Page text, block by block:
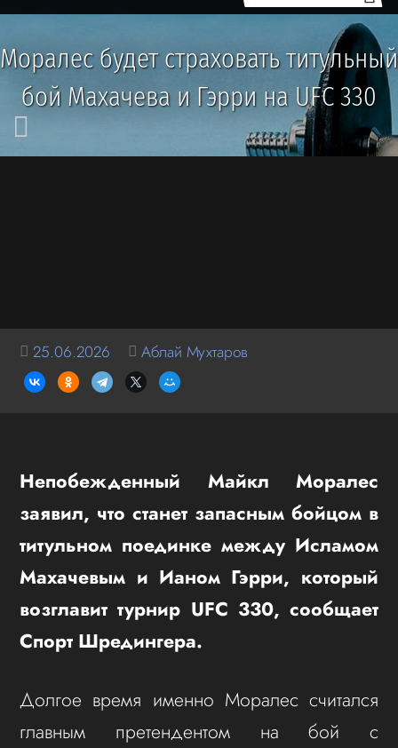
Моралес будет страховать титульный
бой Махачева и Гэрри на UFC 330
25.06.2026 Аблай Мухтаров
Непобежденный Майкл Моралес
заявил, что станет запасным бойцом в
титульном поединке между Исламом
Махачевым и Ианом Гэрри, который
возглавит турнир UFC 330, сообщает
Спорт Шредингера.
Долгое время именно Моралес считался
главным претендентом на бой с